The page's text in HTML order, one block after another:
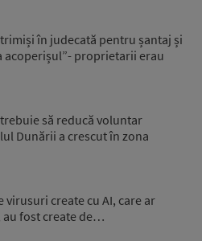
în judecată pentru șantaj și
acoperișul”- proprietarii erau
să reducă voluntar
Dunării a crescut în zona
create cu AI, care ar
au fost create de…